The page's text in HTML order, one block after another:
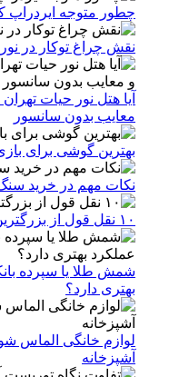
چطور متوجه ایردراپ
نقش چراغ توکار در
معایب بدون سانسور
بهترین گوشی برای
نکات مهم در خرید
۱۰ نقل قول از بزرگترین معامله‌گران تاریخ که باید بخوانید
شمش طلا یا سپرده
بهتری دارد؟
لوازم خانگی الماس
آشپزخانه